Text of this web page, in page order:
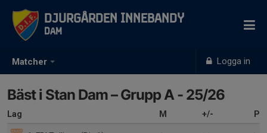
Matcher Logga in
Djurgården Innebandy
Dam
Bäst i Stan Dam – Grupp A - 25/26
Lag M +/- P